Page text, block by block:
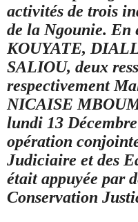
activités de trois
de la Ngounie.
KOUYATE,
SALIOU, deux
respectivement
NICAISE
lundi 13
opération
Judiciaire et des
était appuyée par
Conservation